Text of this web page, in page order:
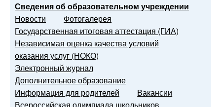
Сведения об образовательном учреждении
Новости
Фотогалерея
Государственная итоговая аттестация (ГИА)
Независимая оценка качества условий
оказания услуг (НОКО)
Электронный журнал
Дополнительное образование
Информация для родителей
Вакансии